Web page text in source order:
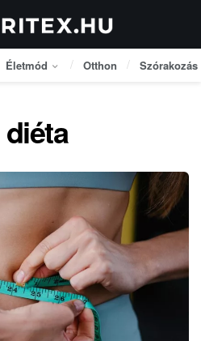
Életmód Otthon Szórakozás